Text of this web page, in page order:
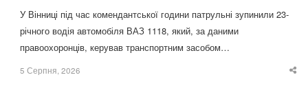
У Вінниці під час комендантської години патрульні зупинили 23-
річного водія автомобіля ВАЗ 1118, який, за даними
правоохоронців, керував транспортним засобом…
5 Серпня, 2026